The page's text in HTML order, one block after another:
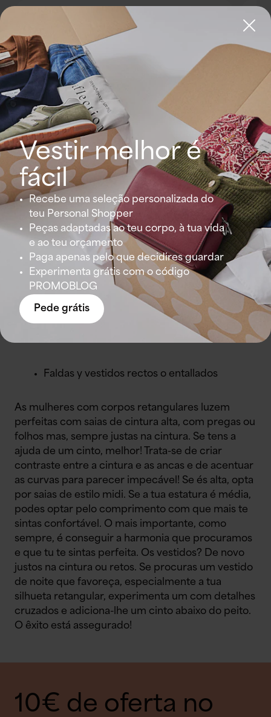
Faldas y vestidos rectos o entallados
As mulheres com corpos retangulares luzem
perfeitas com saias de cintura alta, com pregas ou
folhos mas, sempre justas na cintura. Se tens a
ajuda de um cinto, melhor! Trata-se de criar
contraste entre a cintura e as ancas e de acentuar
as curvas para parecer impecável! Se és alta, opta
por saias de estilo midi. Se a tua estatura é média,
podes optar pelo comprimento com que mais te
sintas confortável. O mais importante, como
sempre, é conseguir a harmonia que procuramos
e que tu te sintas perfeita. Os vestidos? De novo
justos na cintura ou retos. Se procuras um vestido
de noite que favoreça, especialmente a tua
silhueta retangular, experimenta um com detalhes
cruzados e adiciona-lhe um cinto abaixo do peito.
O êxito está assegurado!
10€ de oferta no
Vestir melhor é
fácil
Recebe uma seleção personalizada do
teu Personal Shopper
Peças adaptadas ao teu corpo, à tua vida
e ao teu orçamento
Paga apenas pelo que decidires guardar
Experimenta grátis com o código
PROMOBLOG
Pede grátis